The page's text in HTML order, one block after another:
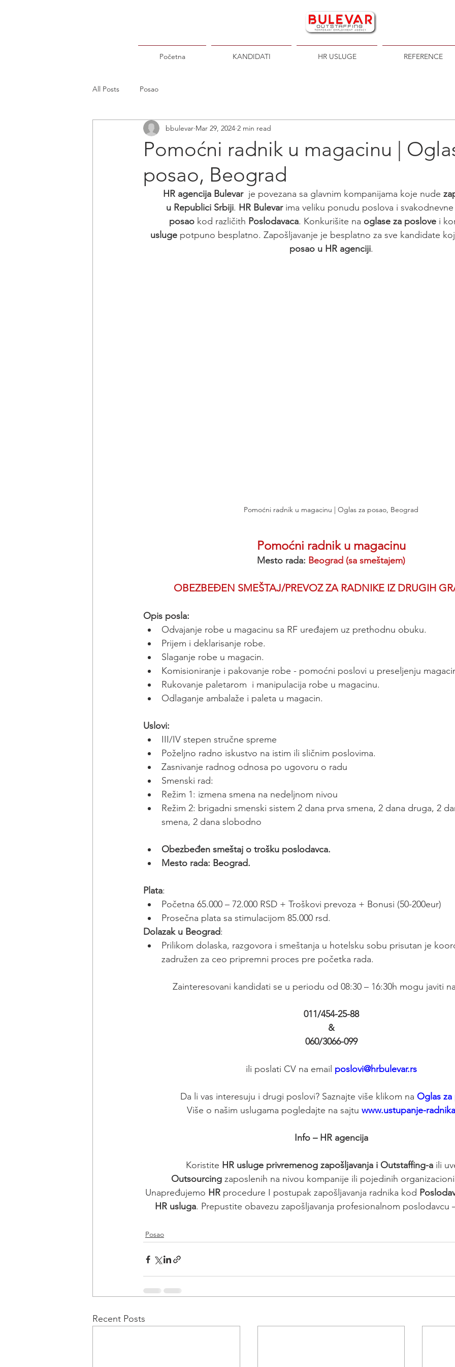
Početna KANDIDATI HR USLUGE REFERENCE
All Posts Posao
Pomoćni radnik u magacinu |
posao, Beograd
bbulevar Mar 29, 2024 2 min read
HR agencija Bulevar je povezana sa glavnim kompanijama koje nude
u Republici Srbiji. HR Bulevar ima veliku ponudu poslova i svakodnevne
posao kod različith Poslodavaca. Konkurišite na oglase za poslove i
usluge potpuno besplatno. Zapošljavanje je besplatno za sve kandidate
posao u HR agenciji.
Pomoćni radnik u magacinu | Oglas za posao, Beograd
Pomoćni radnik u magacinu
Mesto rada: Beograd (sa smeštajem)
OBEZBEĐEN SMEŠTAJ/PREVOZ ZA RADNIKE IZ DRUGIH
Opis posla:
Odvajanje robe u magacinu sa RF uređajem uz prethodnu obuku.
Prijem i deklarisanje robe.
Slaganje robe u magacin.
Komisioniranje i pakovanje robe - pomoćni poslovi u preseljenju
Rukovanje paletarom  i manipulacija robe u magacinu.
Odlaganje ambalaže i paleta u magacin.
Uslovi:
III/IV stepen stručne spreme
Poželjno radno iskustvo na istim ili sličnim poslovima.
Zasnivanje radnog odnosa po ugovoru o radu
Smenski rad:
Režim 1: izmena smena na nedeljnom nivou
Režim 2: brigadni smenski sistem 2 dana prva smena, 2 dana druga, 2
smena, 2 dana slobodno
Obezbeđen smeštaj o trošku poslodavca.
Mesto rada: Beograd.
Plata:
Početna 65.000 – 72.000 RSD + Troškovi prevoza + Bonusi (50-200eur)
Prosečna plata sa stimulacijom 85.000 rsd.
Dolazak u Beograd:
Prilikom dolaska, razgovora i smeštanja u hotelsku sobu prisutan je
zadružen za ceo pripremni proces pre početka rada.
Zainteresovani kandidati se u periodu od 08:30 – 16:30h mogu javiti
011/454-25-88
&
060/3066-099
ili poslati CV na email poslovi@hrbulevar.rs
Da li vas interesuju i drugi poslovi? Saznajte više klikom na Oglas
Više o našim uslugama pogledajte na sajtu www.ustupanje-
Info – HR agencija
Koristite HR usluge privremenog zapošljavanja i Outstaffing-a ili
Outsourcing zaposlenih na nivou kompanije ili pojedinih
Unapređujemo HR procedure I postupak zapošljavanja radnika kod
HR usluga. Prepustite obavezu zapošljavanja profesionalnom poslodavcu
Posao
Recent Posts